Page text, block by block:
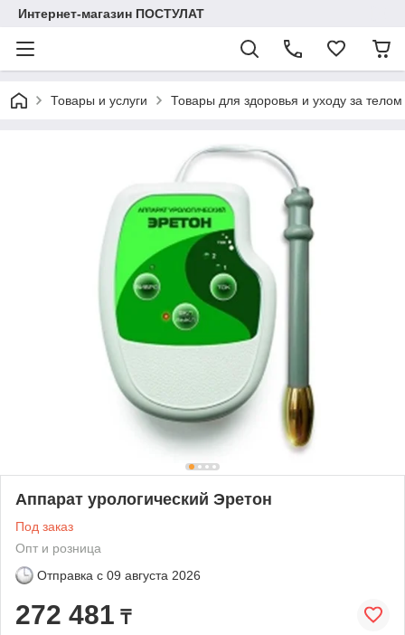
Интернет-магазин ПОСТУЛАТ
Товары и услуги Товары для здоровья и уходу за телом
Аппарат урологический Эретон
Под заказ
Опт и розница
Отправка с 09 августа 2026
272 481 ₸